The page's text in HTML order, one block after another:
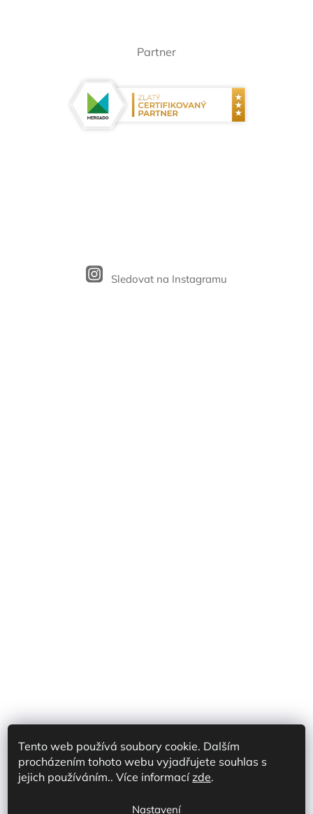
Tento web používá soubory cookie. Dalším
procházením tohoto webu vyjadřujete souhlas s
jejich používáním.. Více informacízde.
Nastavení
Partner
Sledovat na Instagramu
Shoptet Partner CZ
Shoptet Partner SK
Prodej na marketplace CZ/SK